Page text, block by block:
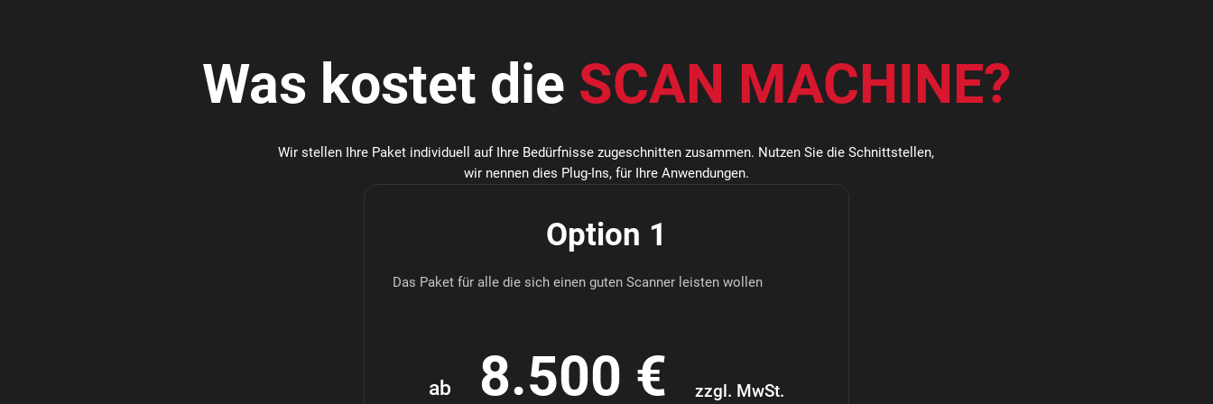
Was kostet die SCAN MACHINE?
Wir stellen Ihre Paket individuell auf Ihre Bedürfnisse zugeschnitten zusammen. Nutzen Sie die Schnittstellen,
wir nennen dies Plug-Ins, für Ihre Anwendungen.
Option 1
Das Paket für alle die sich einen guten Scanner leisten wollen
ab 8.500 € zzgl. MwSt.